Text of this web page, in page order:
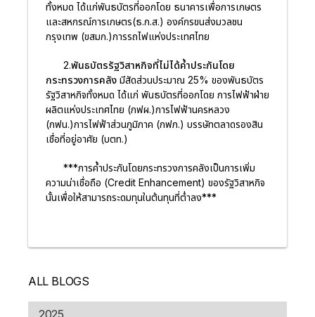
ทั้งหมด ได้แก่พันธบัตรที่ออกโดย ธนาคารเพื่อการเกษตร
และสหกรณ์การเกษตร(ธ.ก.ส.) องค์กรขนส่งมวลชน
กรุงเทพ (ขสมก.)การรถไฟแห่งประเทศไทย
2.พันธบัตรรัฐวิสาหกิจที่ไม่ได้ค้ำประกันโดย
กระทรวงการคลัง มีสัดส่วนประมาณ 25% ของพันธบัตร
รัฐวิสาหกิจทั้งหมด ได้แก่ พันธบัตรที่ออกโดย การไฟฟ้าฝ่าย
ผลิตแห่งประเทศไทย (กฟผ.)การไฟฟ้านครหลวง
(กฟน.)การไฟฟ้าส่วนภูมิภาค (กฟภ.) บรรษัทตลาดรองสิน
เชื่อที่อยู่อาศัย (บตท.)
***การค้ำประกันโดยกระทรวงการคลังเป็นการเพิ่ม
ความน่าเชื่อถือ (Credit Enhancement) ของรัฐวิสาหกิจ
นั้นเพื่อให้สามารถระดมทุนในต้นทุนที่ต่ำลง***
ALL BLOGS